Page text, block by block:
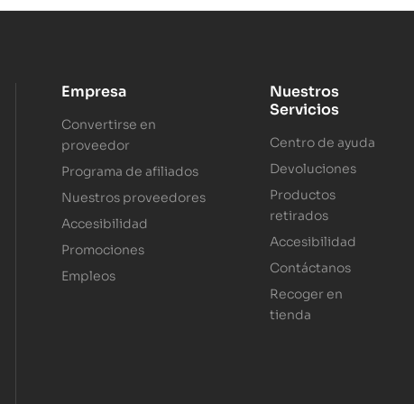
Empresa
Convertirse en
proveedor
Programa de afiliados
Nuestros proveedores
Accesibilidad
Promociones
Empleos
Nuestros
Servicios
Centro de ayuda
Devoluciones
Productos
retirados
Accesibilidad
Contáctanos
Recoger en
tienda